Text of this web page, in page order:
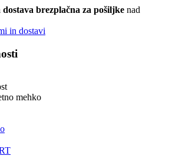
brezplačna za pošiljke nad
in dostavi
mehko